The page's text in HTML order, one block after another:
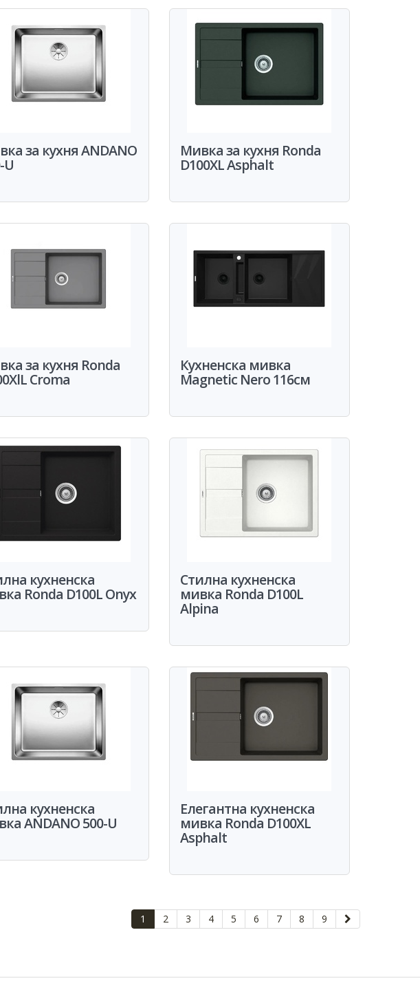
за кухня ANDANO
U
Мивка за кухня Ronda
D100XL Asphalt
за кухня Ronda
Croma
Кухненска мивка
Magnetic Nero 116см
кухненска
Ronda D100L Onyx
Стилна кухненска
мивка Ronda D100L
Alpina
кухненска
ANDANO 500-U
Eлегантна кухненска
мивка Ronda D100XL
Asphalt
1 2 3 4 5 6 7 8 9